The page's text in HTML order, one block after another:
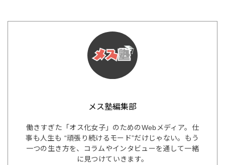
メス塾編集部
働きすぎた「オス化女子」のためのWebメディア。仕
事も人生も “頑張り続けるモード”だけじゃない。もう
一つの生き方を、コラムやインタビューを通して一緒
に見つけていきます。